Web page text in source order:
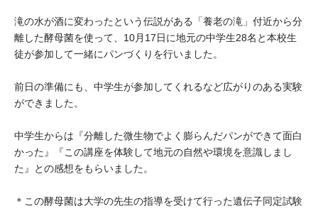
役員・評議員 公開情報
大学院生奨学金
国際学生交流プログラ
ム
科学教育振興助成・
次世代理系人材育成プ
ログラム助成
アクセス よくあるご質問
サイトマップ 中谷財団アーカイブ
日本語 English マイページ
滝の水が酒に変わったという伝説がある「養老の滝」付近から分
離した酵母菌を使って、10月17日に地元の中学生28名と本校生
徒が参加して一緒にパンづくりを行いました。
前日の準備にも、中学生が参加してくれるなど広がりのある実験
ができました。
中学生からは『分離した微生物でよく膨らんだパンができて面白
かった』『この講座を体験して地元の自然や環境を意識しまし
た』との感想をもらいました。
＊この酵母菌は大学の先生の指導を受けて行った遺伝子同定試験